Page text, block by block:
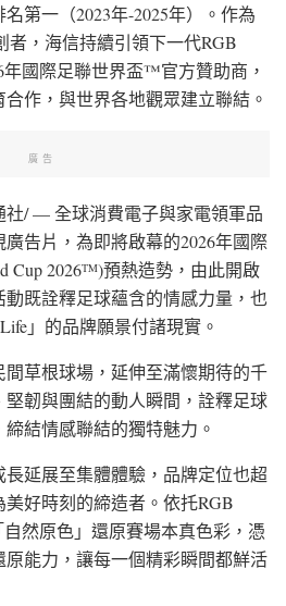
第一（2023年-2025年）。作為
者，海信持續引領下一代RGB
國際足聯世界盃™官方贊助商，
作，與世界各地觀眾建立聯結。
廣告
社/ — 全球消費電子與家電領軍品
告片，為即將啟幕的2026年國際
Cup 2026TM)預熱造勢，由此開啟
既詮釋足球蘊含的情感力量，也
」的品牌願景付諸現實。
草根球場，延伸至滿懷期待的千
韌與團結的動人瞬間，詮釋足球
結情感聯結的獨特魅力。
延展至集體體驗，品牌定位也超
好時刻的締造者。依托RGB
然原色」還原賽場本真色彩，憑
能力，讓每一個精彩瞬間都鮮活